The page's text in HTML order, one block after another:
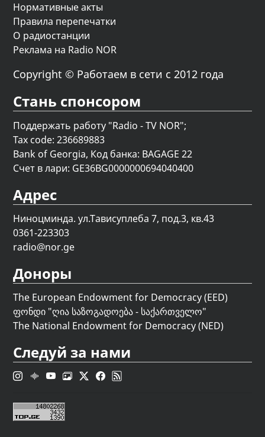
Нормативные акты
Правила перепечатки
О радиостанции
Реклама на Radio NOR
Copyright © Работаем в сети с 2012 года
Стань спонсором
Поддержать работу "Radio - TV NOR";
Tax code: 236689883
Bank of Georgia, Код банка: BAGAGE 22
Счет в лари: GE36BG0000000694040400
Адрес
Ниноцминда. ул.Тависуплеба 7, под.3, кв.43
0361-223303
radio@nor.ge
Доноры
The European Endowment for Democracy (EED)
ფონდი "ღია საზოგადოება - საქართველო"
The National Endowment for Democracy (NED)
Следуй за нами